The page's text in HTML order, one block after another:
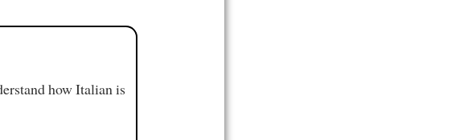
how Italian is